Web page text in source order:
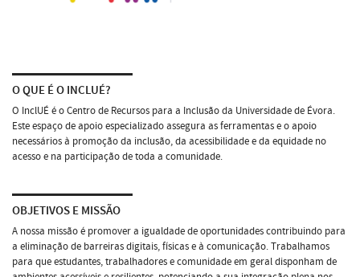
O QUE É O INCLUÉ?
O InclUÉ é o Centro de Recursos para a Inclusão da Universidade de Évora.
Este espaço de apoio especializado assegura as ferramentas e o apoio
necessários à promoção da inclusão, da acessibilidade e da equidade no
acesso e na participação de toda a comunidade.
OBJETIVOS E MISSÃO
A nossa missão é promover a igualdade de oportunidades contribuindo para
a eliminação de barreiras digitais, físicas e à comunicação. Trabalhamos
para que estudantes, trabalhadores e comunidade em geral disponham de